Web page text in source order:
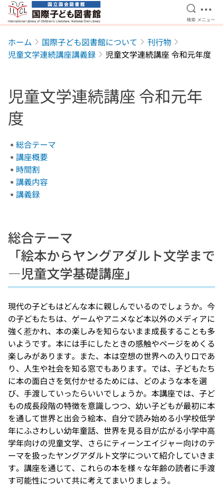
本文へ移動
検索を
検索 メ
メニュー
ホーム 国際子ども図書館について
刊行物
児童文学連続講座講義録
児童文学連続講座 令和元年度
児童文学連続講座 令和元年
度
総合テーマ
講座概要
時間割
講義内容
講義録
総合テーマ
「絵本からヤングアダルト文学まで
―児童文学基礎講座」
現代の子どもはどんな本に親しんでいるのでしょうか。今
の子どもたちは、ゲームやアニメなど本以外のメディアに
強く惹かれ、本の楽しみを知らないまま成長することも多
いようです。本には手にしたときの感触やページをめくる
楽しみがあります。また、本は空想の世界への入り口であ
り、人生や社会を知る窓でもあります。では、子どもたち
に本の面白さを気付かせるためには、どのような本を選
び、手渡していったらいいでしょうか。本講座では、子ど
もの成長段階の特徴を意識しつつ、幼い子どもが最初に本
を通して世界と出会う絵本、自分で読み始める小学校低学
年にふさわしい幼年童話、世界を見る目が広がる小学中高
学年向けの児童文学、さらにティーンエイジャー向けのテ
ーマを扱ったヤングアダルト文学について紹介していきま
す。講座を通じて、これらの本を様々な年齢の読者に手渡
す可能性について共に考えてまいりましょう。